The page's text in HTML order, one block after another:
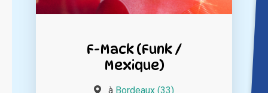
F-Mack (Funk /
Mexique)
à Bordeaux (33)